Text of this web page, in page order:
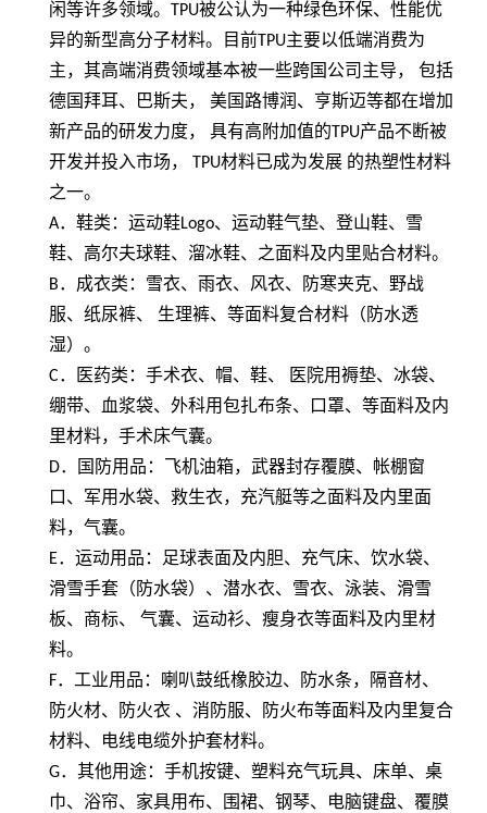
闲等许多领域。 TPU被公认为一种绿色环保、性能优
异的新型高分子材料。目前TPU主要以低端消费为
主，其高端消费领域基本被一些跨国公司主导， 包括
德国拜耳、巴斯夫， 美国路博润、亨斯迈等都在增加
新产品的研发力度， 具有高附加值的TPU产品不断被
开发并投入市场， TPU材料已成为发展 的热塑性材料
之一。
A．鞋类：运动鞋Logo、运动鞋气垫、登山鞋、雪
鞋、高尔夫球鞋、溜冰鞋、之面料及内里贴合材料。
B．成衣类：雪衣、雨衣、风衣、防寒夹克、野战
服、纸尿裤、 生理裤、等面料复合材料（防水透
湿）。
C．医药类：手术衣、帽、鞋、 医院用褥垫、冰袋、
绷带、血浆袋、外科用包扎布条、口罩、等面料及内
里材料，手术床气囊。
D．国防用品：飞机油箱，武器封存覆膜、帐棚窗
口、军用水袋、救生衣，充汽艇等之面料及内里面
料，气囊。
E．运动用品：足球表面及内胆、充气床、饮水袋、
滑雪手套（防水袋）、潜水衣、雪衣、泳装、滑雪
板、商标、 气囊、运动衫、瘦身衣等面料及内里材
料。
F．工业用品：喇叭鼓纸橡胶边、防水条，隔音材、
防火材、防火衣 、消防服、防火布等面料及内里复合
材料、电线电缆外护套材料。
G．其他用途：手机按键、塑料充气玩具、床单、桌
巾、浴帘、家具用布、围裙、钢琴、电脑键盘、覆膜